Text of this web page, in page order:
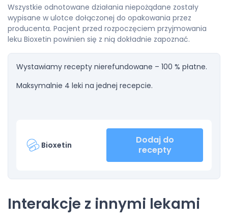
Wszystkie odnotowane działania niepożądane zostały
wypisane w ulotce dołączonej do opakowania przez
producenta. Pacjent przed rozpoczęciem przyjmowania
leku Bioxetin powinien się z nią dokładnie zapoznać.
Wystawiamy recepty nierefundowane – 100 % płatne.
Maksymalnie 4 leki na jednej recepcie.
Bioxetin
Dodaj do
recepty
Interakcje z innymi lekami